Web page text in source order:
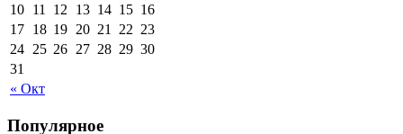
« Окт
10 11 12 13 14 15 16
17 18 19 20 21 22 23
24 25 26 27 28 29 30
31
Популярное